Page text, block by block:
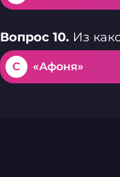
Вопрос 10. Из
C «Афоня»